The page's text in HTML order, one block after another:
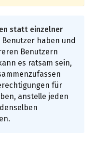
statt einzelner
Benutzer haben und
Benutzern
es ratsam sein,
für
anstelle jeden